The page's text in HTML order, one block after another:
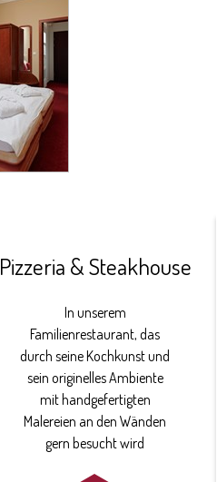
Pizzeria & Steakhouse
In unserem
Familienrestaurant, das
durch seine Kochkunst und
sein originelles Ambiente
mit handgefertigten
Malereien an den Wänden
gern besucht wird